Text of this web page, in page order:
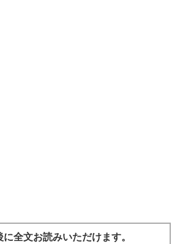
に全文お読みいただけます。